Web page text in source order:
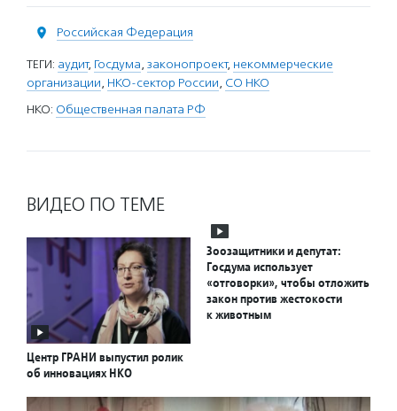
Российская Федерация
ТЕГИ: аудит, Госдума, законопроект, некоммерческие
организации, НКО-сектор России, СО НКО
НКО: Общественная палата РФ
ВИДЕО ПО ТЕМЕ
Центр ГРАНИ выпустил ролик
об инновациях НКО
Зоозащитники и депутат:
Госдума использует
«отговорки», чтобы отложить
закон против жестокости
к животным